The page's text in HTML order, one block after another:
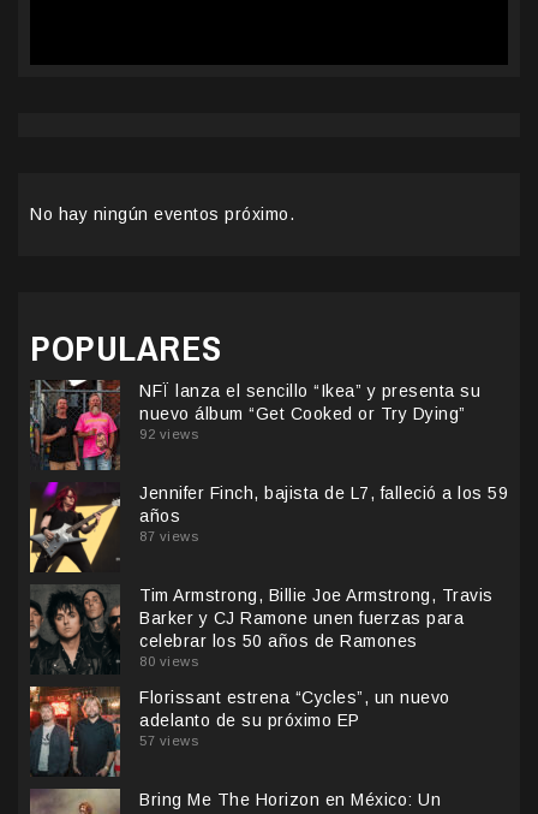
No hay ningún eventos próximo.
POPULARES
NFÏ lanza el sencillo “Ikea” y presenta su
nuevo álbum “Get Cooked or Try Dying”
92 views
Jennifer Finch, bajista de L7, falleció a los 59
años
87 views
Tim Armstrong, Billie Joe Armstrong, Travis
Barker y CJ Ramone unen fuerzas para
celebrar los 50 años de Ramones
80 views
Florissant estrena “Cycles”, un nuevo
adelanto de su próximo EP
57 views
Bring Me The Horizon en México: Un